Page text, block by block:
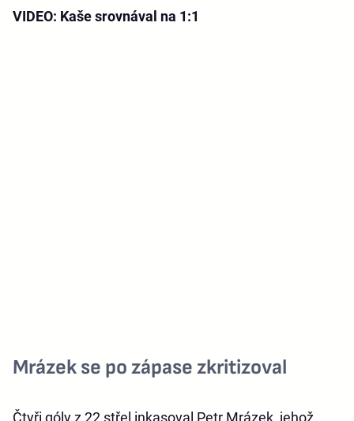
VIDEO: Kaše srovnával na 1:1
Mrázek se po zápase zkritizoval
Čtyři góly z 22 střel inkasoval Petr Mrázek, jehož